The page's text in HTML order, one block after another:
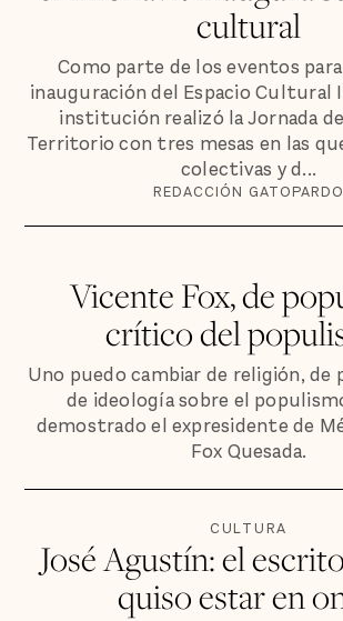
cultural
Como parte de los eventos
inauguración del Espacio Cultural
institución realizó la Jornada
Territorio con tres mesas en las
colectivas y d...
REDACCIÓN GATOPARDO
Vicente Fox, de
crítico del
Uno puedo cambiar de religión, de
de ideología sobre el
demostrado el expresidente de
Fox Quesada.
CULTURA
José Agustín: el
quiso estar en